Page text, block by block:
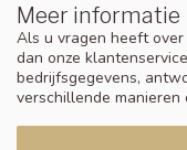
Meer informatie
Als u vragen heeft
dan onze
bedrijfsgegevens,
verschillende manieren